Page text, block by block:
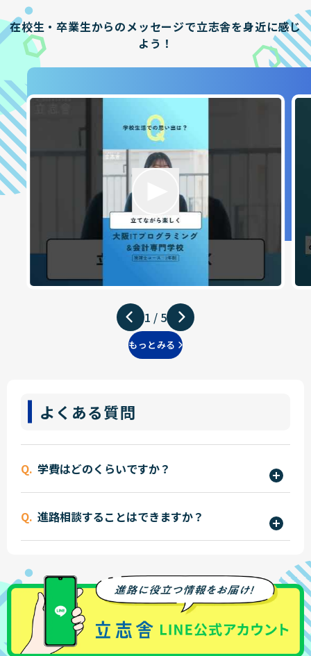
在校生・卒業生からのメッセージで立志舎を身近に感じ
よう！
1 / 5
もっとみる
よくある質問
学費はどのくらいですか？
金・授業料・実習費などを含めた年間費用を明確
にご案内しています。
また、国や公的機関の各種学費支援制度に加えて、
立志舎独自の支援制度もあり、安心して学べる環
境を整えています。
詳しくはこちら
進路相談することはできますか？
・進路相談会
・オンライン進路個別相談会
・会場ガイダンス
など、状況に応じて相談することができます。